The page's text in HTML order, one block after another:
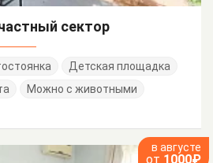
сектор
Детская площадка
Можно с животными
в августе
от 1000₽